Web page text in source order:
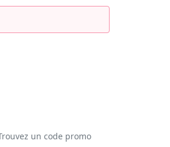
un code promo